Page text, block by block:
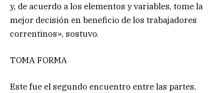
y, de acuerdo a los elementos y variables, tome la
mejor decisión en beneficio de los trabajadores
correntinos», sostuvo.
TOMA FORMA
Este fue el segundo encuentro entre las partes,